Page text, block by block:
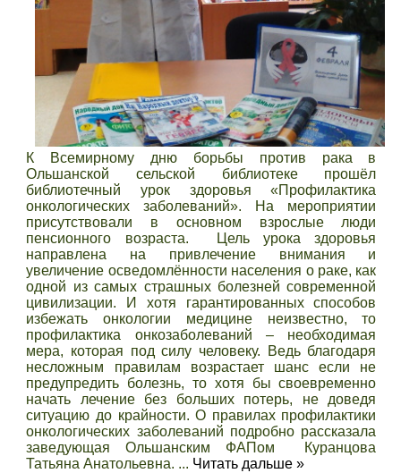
К Всемирному дню борьбы против рака в
Ольшанской сельской библиотеке прошёл
библиотечный урок здоровья «Профилактика
онкологических заболеваний». На мероприятии
присутствовали в основном взрослые люди
пенсионного возраста. Цель урока здоровья
направлена на привлечение внимания и
увеличение осведомлённости населения о раке, как
одной из самых страшных болезней современной
цивилизации. И хотя гарантированных способов
избежать онкологии медицине неизвестно, то
профилактика онкозаболеваний – необходимая
мера, которая под силу человеку. Ведь благодаря
несложным правилам возрастает шанс если не
предупредить болезнь, то хотя бы своевременно
начать лечение без больших потерь, не доведя
ситуацию до крайности. О правилах профилактики
онкологических заболеваний подробно рассказала
заведующая Ольшанским ФАПом Куранцова
Татьяна Анатольевна. ... Читать дальше »